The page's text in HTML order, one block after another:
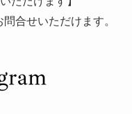
合せいただけます。